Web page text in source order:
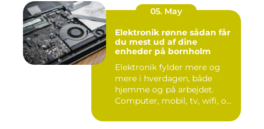
05. May
Elektronik rønne sådan får
du mest ud af dine
enheder på bornholm
Elektronik fylder mere og
mere i hverdagen, både
hjemme og på arbejdet.
Computer, mobil, tv, wifi, o...